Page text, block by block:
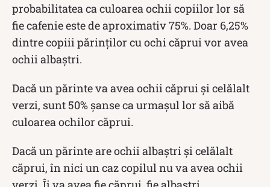
probabilitatea ca culoarea ochii copiilor lor să
fie cafenie este de aproximativ 75%. Doar 6,25%
dintre copiii părinților cu ochi căprui vor avea
ochii albaștri.
Dacă un părinte va avea ochii căprui și celălalt
verzi, sunt 50% șanse ca urmașul lor să aibă
culoarea ochilor căprui.
Dacă un părinte are ochii albaștri și celălalt
căprui, în nici un caz copilul nu va avea ochii